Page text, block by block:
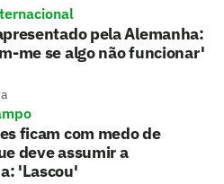
pela Alemanha:
me se algo não funcionar'
ficam com medo de
deve assumir a
'Lascou'